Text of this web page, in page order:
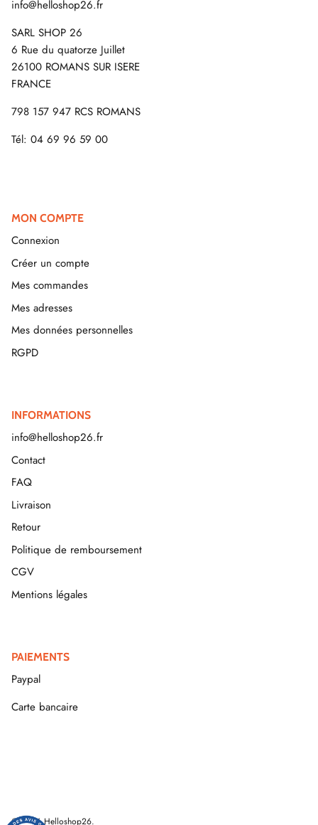
info@helloshop26.fr
SARL SHOP 26
6 Rue du quatorze Juillet
26100 ROMANS SUR ISERE
FRANCE
798 157 947 RCS ROMANS
Tél: 04 69 96 59 00
MON COMPTE
Connexion
Créer un compte
Mes commandes
Mes adresses
Mes données personnelles
RGPD
INFORMATIONS
info@helloshop26.fr
Contact
FAQ
Livraison
Retour
Politique de remboursement
CGV
Mentions légales
PAIEMENTS
Paypal
Carte bancaire
© 2026Helloshop26.